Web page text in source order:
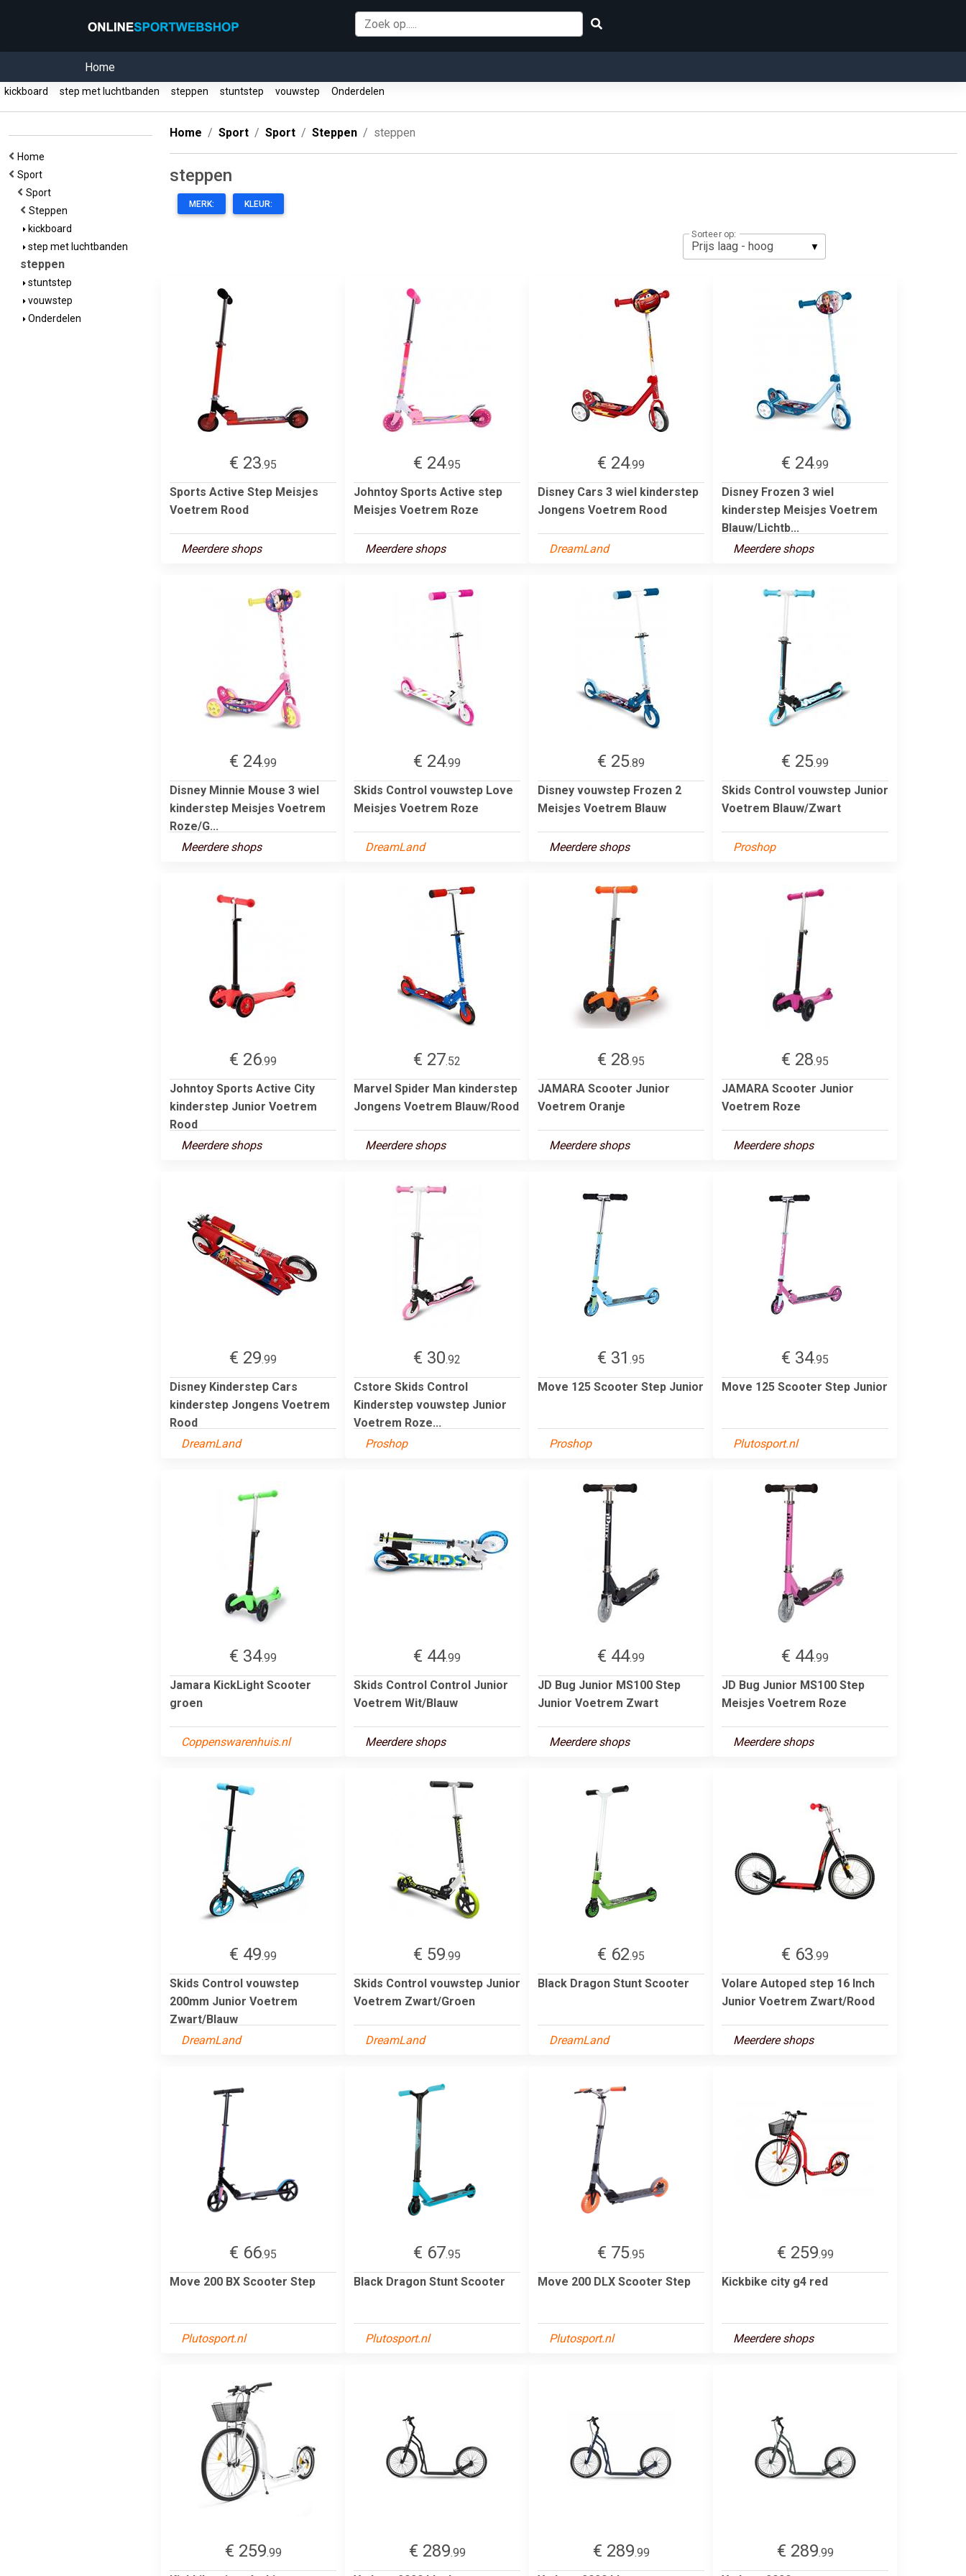
Home
kickboard step met luchtbanden steppen stuntstep vouwstep Onderdelen
Home
Sport
Sport
Steppen
kickboard
step met luchtbanden
steppen
stuntstep
vouwstep
Onderdelen
Home Sport Sport Steppen steppen
steppen
MERK: KLEUR:
Sorteer op:
€ 23.95
Sports Active Step Meisjes
Voetrem Rood
Meerdere shops
€ 24.95
Johntoy Sports Active step
Meisjes Voetrem Roze
Meerdere shops
€ 24.99
Disney Cars 3 wiel kinderstep
Jongens Voetrem Rood
DreamLand
€ 24.99
Disney Frozen 3 wiel
kinderstep Meisjes Voetrem
Blauw/Lichtb...
Meerdere shops
€ 24.99
Disney Minnie Mouse 3 wiel
kinderstep Meisjes Voetrem
Roze/G...
Meerdere shops
€ 24.99
Skids Control vouwstep Love
Meisjes Voetrem Roze
DreamLand
€ 25.89
Disney vouwstep Frozen 2
Meisjes Voetrem Blauw
Meerdere shops
€ 25.99
Skids Control vouwstep Junior
Voetrem Blauw/Zwart
Proshop
€ 26.99
Johntoy Sports Active City
kinderstep Junior Voetrem
Rood
Meerdere shops
€ 27.52
Marvel Spider Man kinderstep
Jongens Voetrem Blauw/Rood
Meerdere shops
€ 28.95
JAMARA Scooter Junior
Voetrem Oranje
Meerdere shops
€ 28.95
JAMARA Scooter Junior
Voetrem Roze
Meerdere shops
€ 29.99
Disney Kinderstep Cars
kinderstep Jongens Voetrem
Rood
DreamLand
€ 30.92
Cstore Skids Control
Kinderstep vouwstep Junior
Voetrem Roze...
Proshop
€ 31 .95
Move 125 Scooter Step Junior
Proshop
€ 34.95
Move 125 Scooter Step Junior
Plutosport.nl
€ 34.99
Jamara KickLight Scooter
groen
Coppenswarenhuis.nl
€ 44.99
Skids Control Control Junior
Voetrem Wit/Blauw
Meerdere shops
€ 44.99
JD Bug Junior MS100 Step
Junior Voetrem Zwart
Meerdere shops
€ 44.99
JD Bug Junior MS100 Step
Meisjes Voetrem Roze
Meerdere shops
€ 49.99
Skids Control vouwstep
200mm Junior Voetrem
Zwart/Blauw
DreamLand
€ 59.99
Skids Control vouwstep Junior
Voetrem Zwart/Groen
DreamLand
€ 62.95
Black Dragon Stunt Scooter
DreamLand
€ 63.99
Volare Autoped step 16 Inch
Junior Voetrem Zwart/Rood
Meerdere shops
€ 66.95
Move 200 BX Scooter Step
Plutosport.nl
€ 67.95
Black Dragon Stunt Scooter
Plutosport.nl
€ 75.95
Move 200 DLX Scooter Step
Plutosport.nl
€ 259.99
Kickbike city g4 red
Meerdere shops
€ 259.99
€ 289.99
€ 289.99
€ 289.99